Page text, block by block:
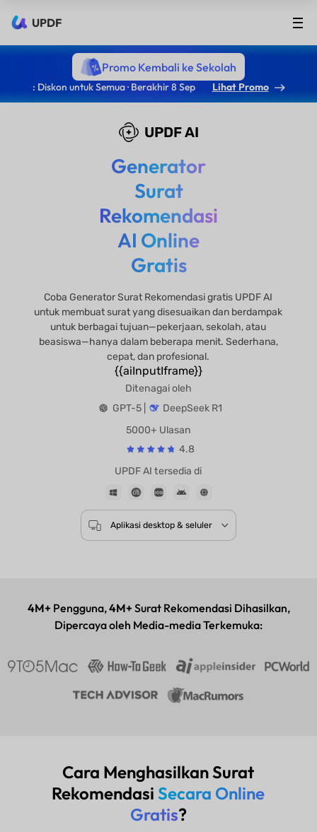
UPDF
Promo Kembali ke Sekolah
: Diskon untuk Semua · Berakhir 8 Sep Lihat Promo
UPDF AI
Generator
Surat
Rekomendasi
AI Online
Gratis
Coba Generator Surat Rekomendasi gratis UPDF AI
untuk membuat surat yang disesuaikan dan berdampak
untuk berbagai tujuan—pekerjaan, sekolah, atau
beasiswa—hanya dalam beberapa menit. Sederhana,
cepat, dan profesional.
{{aiInputIframe}}
5000+ Ulasan
4.8
4M+ Pengguna,4M+ Surat Rekomendasi Dihasilkan,
Dipercaya oleh Media-media Terkemuka:
Cara Menghasilkan Surat
RekomendasiSecara Online
Gratis?